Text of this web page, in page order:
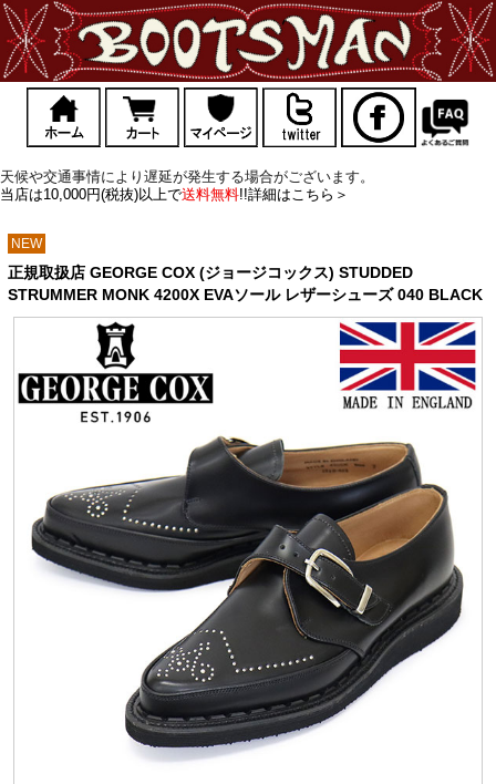
天候や交通事情により遅延が発生する場合がございます。
当店は10,000円(税抜)以上で送料無料!!詳細はこちら＞
NEW
正規取扱店 GEORGE COX (ジョージコックス) STUDDED
STRUMMER MONK 4200X EVAソール レザーシューズ 040 BLACK